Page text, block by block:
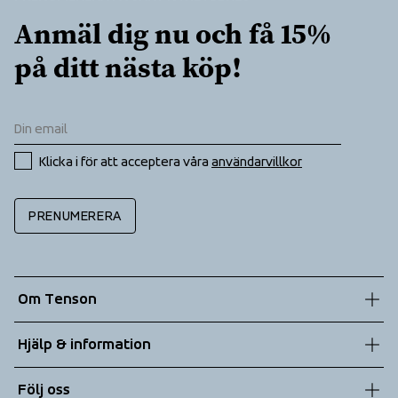
Anmäl dig nu och få 15%
på ditt nästa köp!
Klicka i för att acceptera våra användarvillkor
PRENUMERERA
Om Tenson
Hållbarhet
Hjälp & information
Följ oss